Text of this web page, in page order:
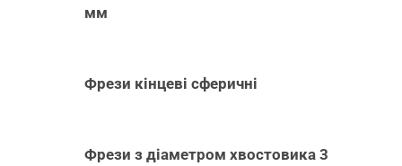
мм
Фрези кінцеві сферичні
Фрези з діаметром хвостовика 3